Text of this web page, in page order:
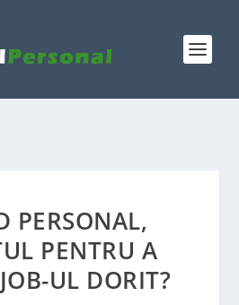
PERSONAL,
PENTRU A
UL DORIT?